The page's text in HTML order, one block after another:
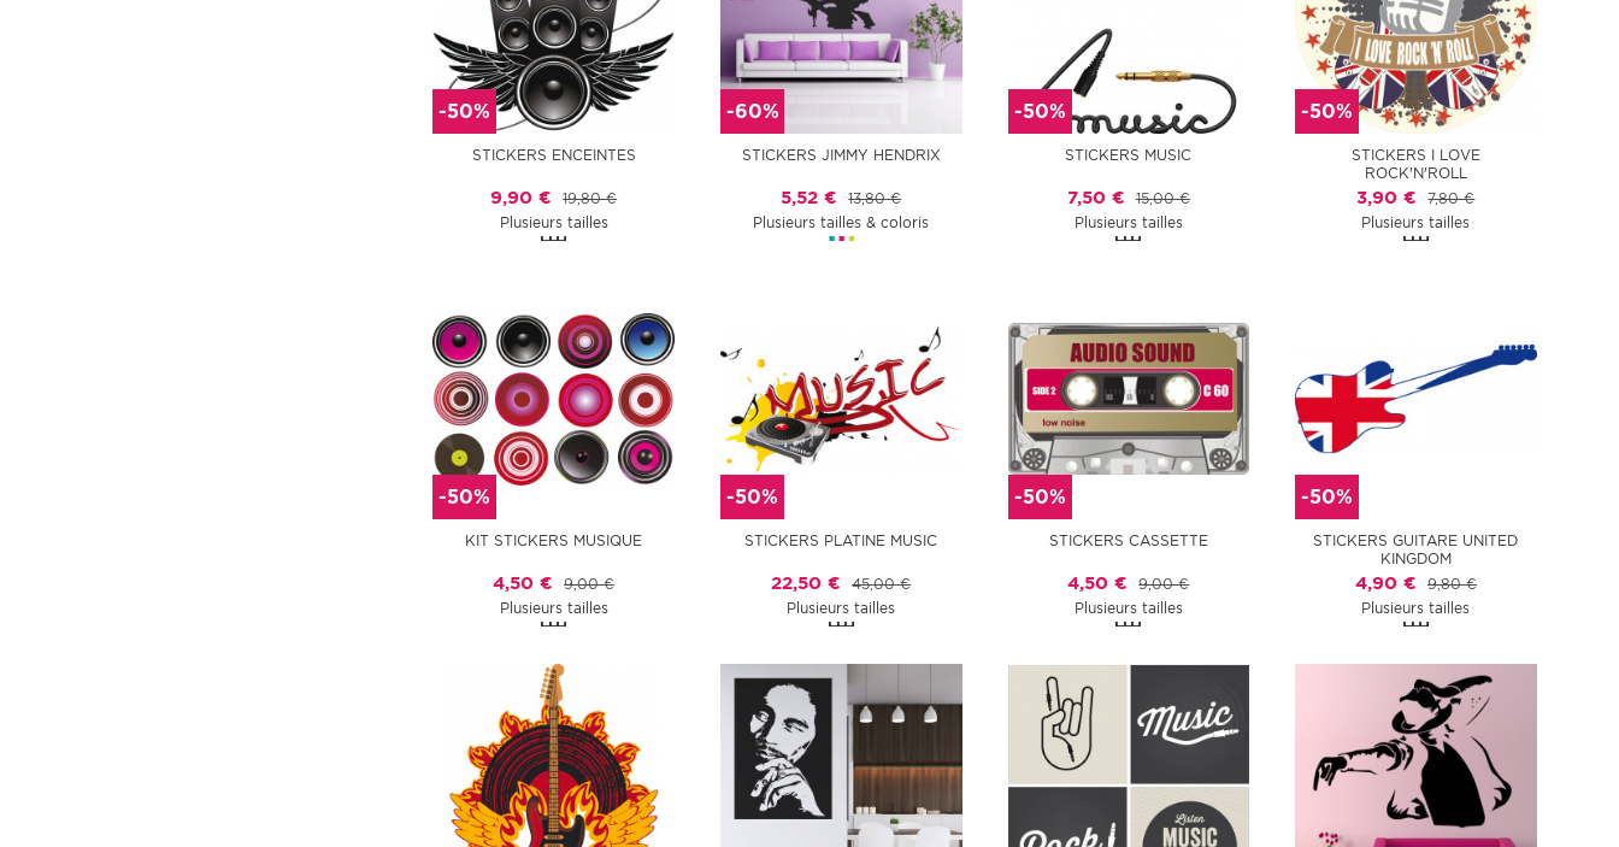
-50%
STICKERS ENCEINTES
9,90 €
19,80 €
Plusieurs tailles
-60%
STICKERS JIMMY HENDRIX
5,52 €
13,80 €
Plusieurs tailles & coloris
-50%
STICKERS MUSIC
7,50 €
15,00 €
Plusieurs tailles
-50%
STICKERS I LOVE
ROCK'N'ROLL
3,90 €
7,80 €
Plusieurs tailles
-50%
KIT STICKERS MUSIQUE
4,50 €
9,00 €
Plusieurs tailles
-50%
STICKERS PLATINE MUSIC
22,50 €
45,00 €
Plusieurs tailles
-50%
STICKERS CASSETTE
4,50 €
9,00 €
Plusieurs tailles
-50%
STICKERS GUITARE UNITED
KINGDOM
4,90 €
9,80 €
Plusieurs tailles